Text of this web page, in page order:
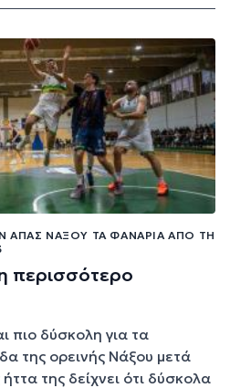
ΑΠΑΣ ΝΆΞΟΥ ΤΑ ΦΑΝΆΡΙΑ ΑΠΌ ΤΗ
περισσότερο
πιο δύσκολη για τα
της ορεινής Νάξου μετά
της δείχνει ότι δύσκολα